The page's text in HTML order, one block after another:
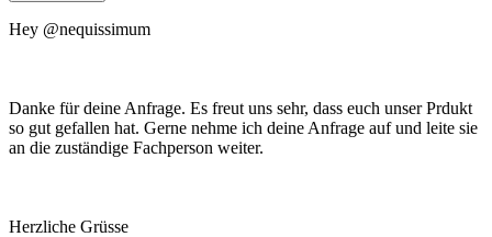
Hey @nequissimum
Danke für deine Anfrage. Es freut uns sehr, dass euch unser Prdukt
so gut gefallen hat. Gerne nehme ich deine Anfrage auf und leite sie
an die zuständige Fachperson weiter.
Herzliche Grüsse